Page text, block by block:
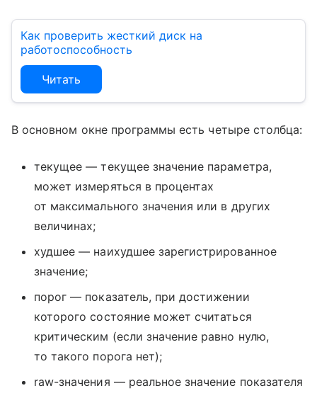
Как проверить жесткий диск на
работоспособность
Читать
В основном окне программы есть четыре столбца:
текущее — текущее значение параметра,
может измеряться в процентах
от максимального значения или в других
величинах;
худшее — наихудшее зарегистрированное
значение;
порог — показатель, при достижении
которого состояние может считаться
критическим (если значение равно нулю,
то такого порога нет);
raw-значения — реальное значение показателя